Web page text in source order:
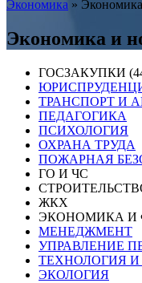
Экономика »
Экономика и
ГОСЗАКУПКИ
ТРАНСПОРТ И
ПЕДАГОГИКА
ПСИХОЛОГИЯ
ОХРАНА ТРУДА
ПОЖАРНАЯ
ГО И ЧС
ЖКХ
ЭКОНОМИКА И
МЕНЕДЖМЕНТ
УПРАВЛЕНИЕ
ТЕХНОЛОГИЯ И
ЭКОЛОГИЯ